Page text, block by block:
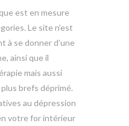
est en mesure
Le site n’est
à se donner d’une
ainsi que il
mais aussi
brefs déprimé.
au dépression
votre for intérieur